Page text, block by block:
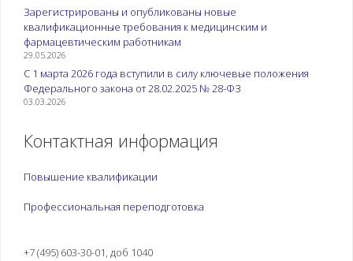
Зарегистрированы и опубликованы новые
квалификационные требования к медицинским и
фармацевтическим работникам
29.05.2026
С 1 марта 2026 года вступили в силу ключевые положения
Федерального закона от 28.02.2025 № 28-ФЗ
03.03.2026
Контактная информация
Повышение квалификации
Профессиональная переподготовка
+7 (495) 603-30-01, доб 1040